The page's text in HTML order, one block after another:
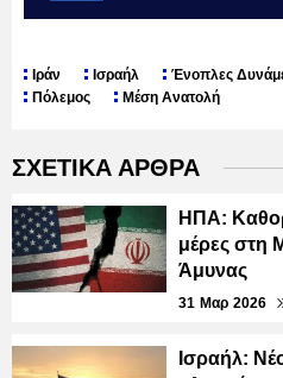
Ιράν Ισραήλ Ένοπλες
Πόλεμος
Μέση Ανατολή
ΣΧΕΤΙΚΑ ΑΡΘΡΑ
ΗΠΑ:
μέρες στη
Άμυνας
31 Μαρ 2026
Ισραήλ: